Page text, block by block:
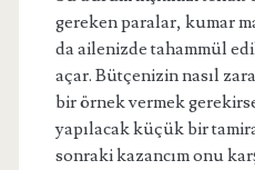
gereken paralar, kumar
da ailenizde tahammül
açar. Bütçenizin nasıl
bir örnek vermek
yapılacak küçük bir
sonraki kazancım onu